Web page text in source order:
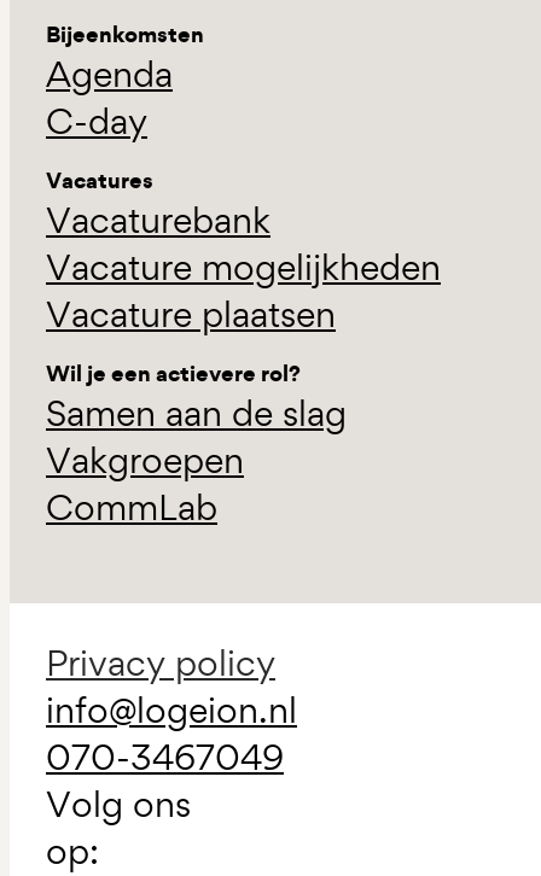
Bijeenkomsten
Agenda
C-day
Vacatures
Vacaturebank
Vacature mogelijkheden
Vacature plaatsen
Wil je een actievere rol?
Samen aan de slag
Vakgroepen
CommLab
Privacy policy
info@logeion.nl
070-3467049
Volg ons
op: